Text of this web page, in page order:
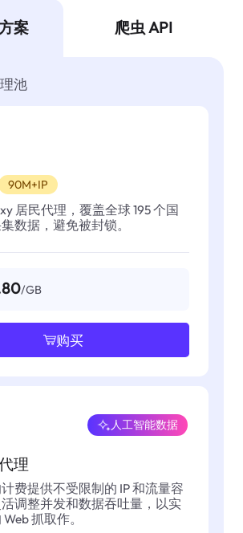
案 爬虫 API
池
90M+IP
居民代理，覆盖全球 195 个国
数据，避免被封锁。
/GB
购买
理
人工智能数据
费提供不受限制的 IP 和流量容
调整并发和数据吞吐量，以实
抓取作。